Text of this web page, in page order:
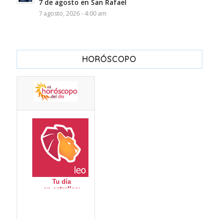
7 de agosto en San Rafael
7 agosto, 2026 - 4:00 am
HORÓSCOPO